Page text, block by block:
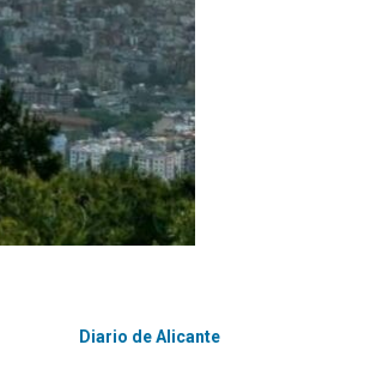
Diario de Alicante